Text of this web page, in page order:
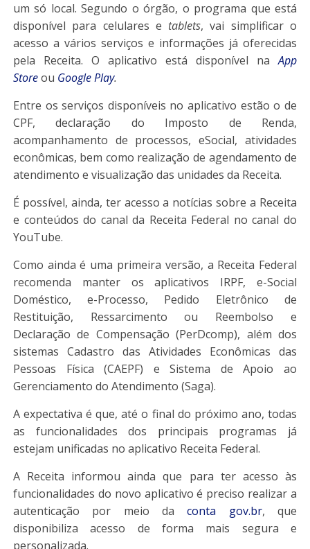
um só local. Segundo o órgão, o programa que está
disponível para celulares e tablets, vai simplificar o
acesso a vários serviços e informações já oferecidas
pela Receita. O aplicativo está disponível naApp
Storeou Google Play.
Entre os serviços disponíveis no aplicativo estão o de
CPF, declaração do Imposto de Renda,
acompanhamento de processos, eSocial, atividades
econômicas, bem como realização de agendamento de
atendimento e visualização das unidades da Receita.
É possível, ainda, ter acesso a notícias sobre a Receita
e conteúdos do canal da Receita Federal no canal do
YouTube.
Como ainda é uma primeira versão, a Receita Federal
recomenda manter os aplicativos IRPF, e-Social
Doméstico, e-Processo, Pedido Eletrônico de
Restituição, Ressarcimento ou Reembolso e
Declaração de Compensação (PerDcomp), além dos
sistemas Cadastro das Atividades Econômicas das
Pessoas Física (CAEPF) e Sistema de Apoio ao
Gerenciamento do Atendimento (Saga).
A expectativa é que, até o final do próximo ano, todas
as funcionalidades dos principais programas já
estejam unificadas no aplicativo Receita Federal.
A Receita informou ainda que para ter acesso às
funcionalidades do novo aplicativo é preciso realizar a
autenticação por meio daconta gov.br, que
disponibiliza acesso de forma mais segura e
personalizada.